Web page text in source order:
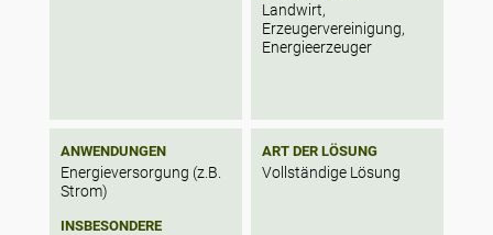
Landwirt,
Erzeugervereinigung,
Energieerzeuger
ANWENDUNGEN
Energieversorgung (z.B.
Strom)
INSBESONDERE
ART DER LÖSUNG
Vollständige Lösung